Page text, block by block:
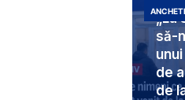
„La
să-
de
de